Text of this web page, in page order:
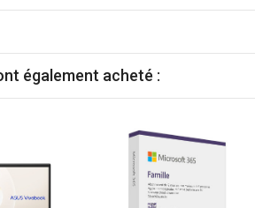
également acheté :